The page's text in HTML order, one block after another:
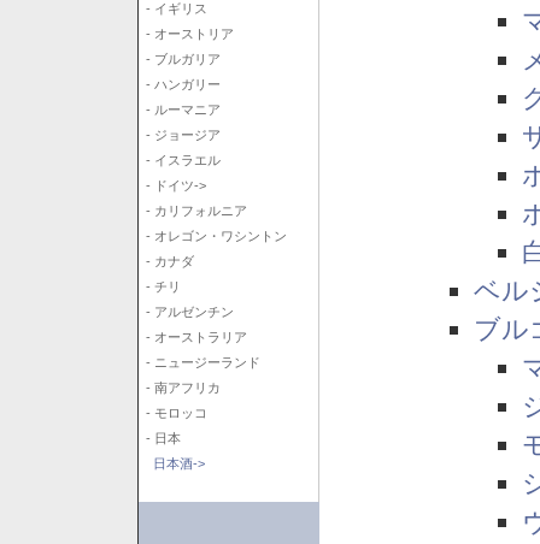
- イギリス
- オーストリア
- ブルガリア
- ハンガリー
- ルーマニア
- ジョージア
- イスラエル
- ドイツ->
- カリフォルニア
- オレゴン・ワシントン
- カナダ
- チリ
- アルゼンチン
- オーストラリア
- ニュージーランド
- 南アフリカ
- モロッコ
- 日本
日本酒->
ベル
ブル